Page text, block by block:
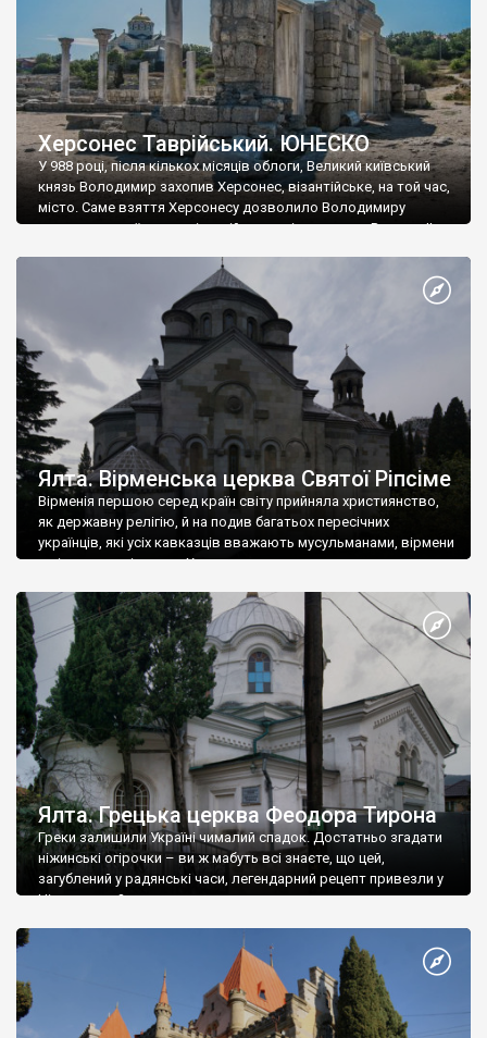
Херсонес Таврійський. ЮНЕСКО
У 988 році, після кількох місяців облоги, Великий київський
князь Володимир захопив Херсонес, візантійське, на той час,
місто. Саме взяття Херсонесу дозволило Володимиру
диктувати свої умови візантійському імператору Василю ІІ, та
Херсонесі Володимир-язичник, став Василем-християнином.
А потім було Хрещення Русі. На честь Херсонесу Таврійського
Ялта. Вірменська церква Святої Ріпсіме
Вірменія першою серед країн світу прийняла християнство,
як державну релігію, й на подив багатьох пересічних
українців, які усіх кавказців вважають мусульманами, вірмени
є відданими вірянами Христа
Ялта. Грецька церква Феодора Тирона
Греки залишили Україні чималий спадок. Достатньо згадати
ніжинські огірочки – ви ж мабуть всі знаєте, що цей,
загублений у радянські часи, легендарний рецепт привезли у
Ніжин греки?